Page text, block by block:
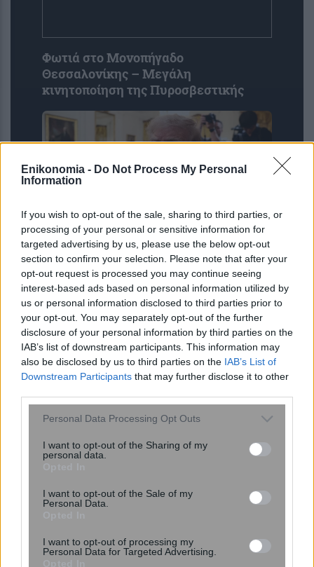
Enikonomia - Do Not Process My Personal
Information
If you wish to opt-out of the sale, sharing to third parties, or
processing of your personal or sensitive information for
targeted advertising by us, please use the below opt-out
section to confirm your selection. Please note that after your
opt-out request is processed you may continue seeing
interest-based ads based on personal information utilized by
us or personal information disclosed to third parties prior to
your opt-out. You may separately opt-out of the further
disclosure of your personal information by third parties on the
IAB’s list of downstream participants. This information may
also be disclosed by us to third parties on the IAB’s List of
Downstream Participants that may further disclose it to other
Please note that this website/app uses one or more Google
not limited to your visit or usage behaviour. You may click to
grant or deny consent to Google and its third-party tags to
consent section.
Personal Data Processing Opt Outs
I want to opt-out of the Sharing of my
personal data.
I want to opt-out of the Sale of my
Personal Data.
I want to opt-out of processing my
Personal Data for Targeted Advertising.
Φωτιά στο Μονοπήγαδο
Θεσσαλονίκης – Μεγάλη
κινητοποίηση της Πυροσβεστικής
Τραμπ για τις εκκλήσεις της
Ουκρανίας για επιπλέον στρατιωτική
βοήθεια: «Κι εμείς θέλουμε
πυραύλους»
Νείλου στην Αττική: Ζητά άμεση
εντατικοποίηση των μέτρων κατά των